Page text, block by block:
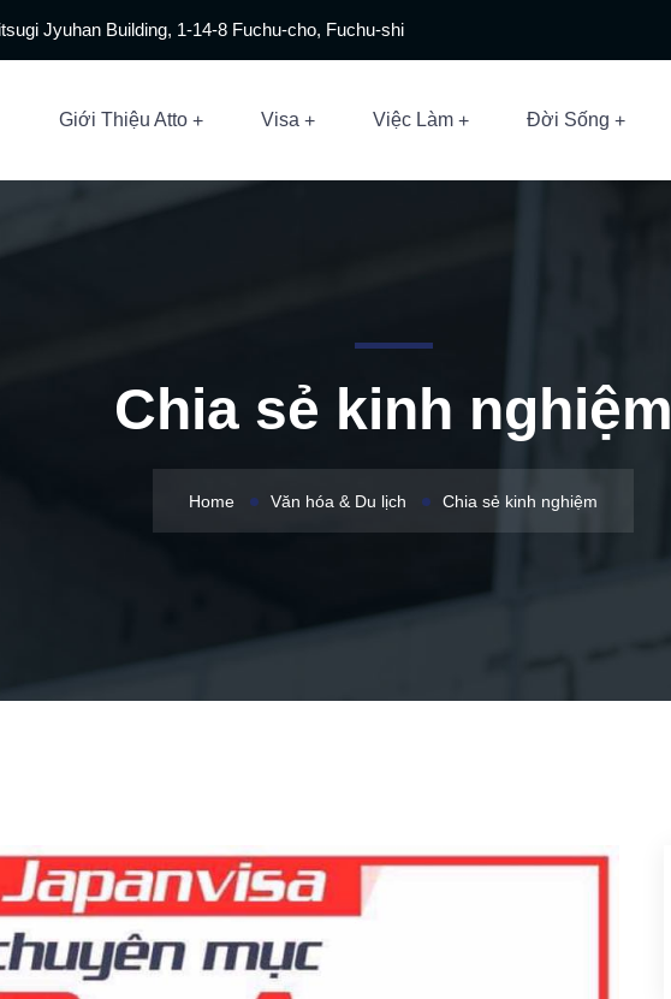
Jyuhan Building, 1-14-8 Fuchu-cho, Fuchu-shi
Giới Thiệu Atto Visa Việc Làm Đời Sống
Chia sẻ kinh nghiệm
Home Văn hóa & Du lịch Chia sẻ kinh nghiệm